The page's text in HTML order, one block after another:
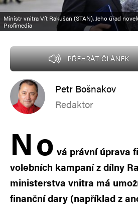
Ministr vnitra Vít Rakušan (STAN). Jeho úřad
Profimedia
PŘEHRÁT ČLÁNEK
Petr Bošnakov
Redaktor
No vá právní úprava
volebních kampaní z dílny
ministerstva vnitra má
finanční dary (například z